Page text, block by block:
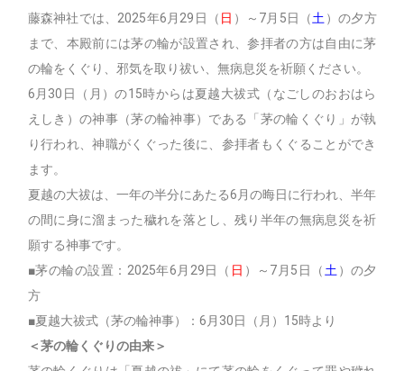
藤森神社では、2025年6月29日（ 日 ）～7月5日（土 ）の夕方
まで、本殿前には茅の輪が設置され、参拝者の方は自由に茅
の輪をくぐり、邪気を取り祓い、無病息災を祈願ください。
6月30日（月）の15時からは夏越大祓式（なごしのおおはら
えしき）の神事（茅の輪神事）である「茅の輪くぐり」が執
り行われ、神職がくぐった後に、参拝者もくぐることができ
ます。
夏越の大祓は、一年の半分にあたる6月の晦日に行われ、半年
の間に身に溜まった穢れを落とし、残り半年の無病息災を祈
願する神事です。
■茅の輪の設置：2025年6月29日（ 日 ）～7月5日（ 土 ）の夕
方
■夏越大祓式（茅の輪神事）：6月30日（月）15時より
＜茅の輪くぐりの由来＞